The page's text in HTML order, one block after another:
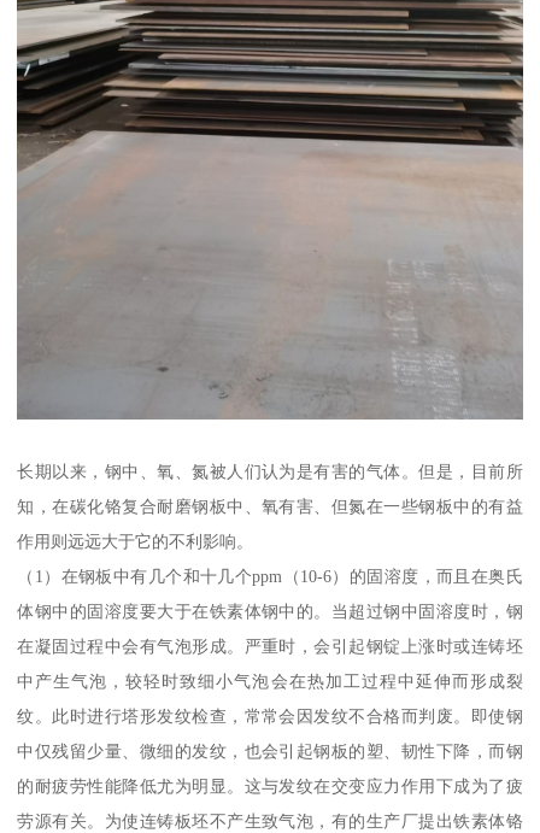
长期以来，钢中、氧、氮被人们认为是有害的气体。但是，目前所
知，在碳化铬复合耐磨钢板中、氧有害、但氮在一些钢板中的有益
作用则远远大于它的不利影响。
（1）在钢板中有几个和十几个ppm（10-6）的固溶度，而且在奥氏
体钢中的固溶度要大于在铁素体钢中的。当超过钢中固溶度时，钢
在凝固过程中会有气泡形成。严重时，会引起钢锭上涨时或连铸坯
中产生气泡，较轻时致细小气泡会在热加工过程中延伸而形成裂
纹。此时进行塔形发纹检查，常常会因发纹不合格而判废。即使钢
中仅残留少量、微细的发纹，也会引起钢板的塑、韧性下降，而钢
的耐疲劳性能降低尤为明显。这与发纹在交变应力作用下成为了疲
劳源有关。为使连铸板坯不产生致气泡，有的生产厂提出铁素体铬